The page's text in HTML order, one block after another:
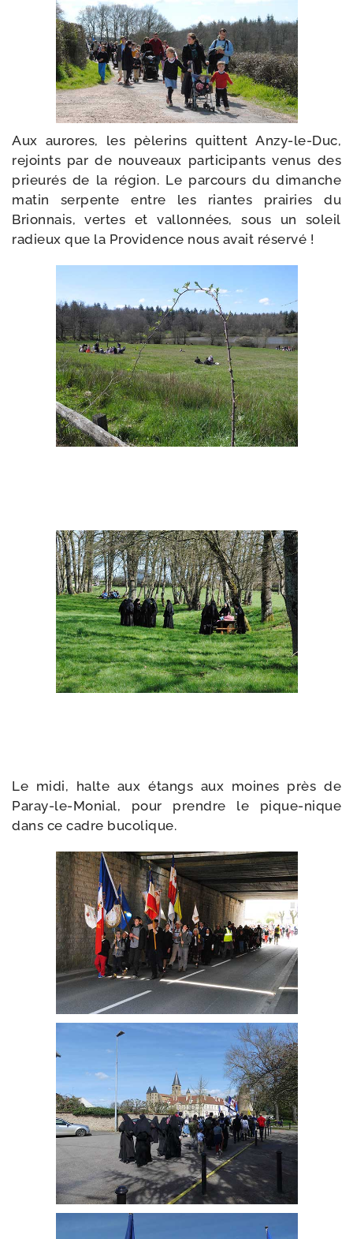
Aux aurores, les pèle­rins quittent Anzy-​le-​Duc,
rejoints par de nou­veaux par­ti­ci­pants venus des
prieu­rés de la région. Le par­cours du dimanche
matin ser­pente entre les riantes prai­ries du
Brionnais, vertes et val­lon­nées, sous un soleil
radieux que la Providence nous avait réservé !
Le midi, halte aux étangs aux moines près de
Paray-​le-​Monial, pour prendre le pique-​nique
dans ce cadre bucolique.